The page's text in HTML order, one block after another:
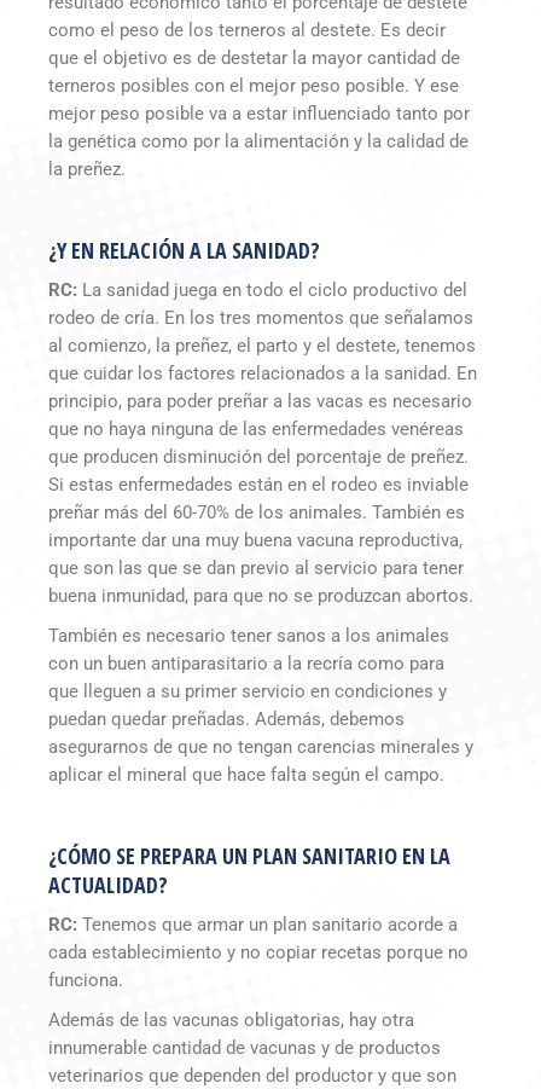
como el peso de los terneros al destete. Es decir
que el objetivo es de destetar la mayor cantidad de
terneros posibles con el mejor peso posible. Y ese
mejor peso posible va a estar influenciado tanto por
la genética como por la alimentación y la calidad de
la preñez.
¿Y EN RELACIÓN A LA SANIDAD?
RC: La sanidad juega en todo el ciclo productivo del
rodeo de cría. En los tres momentos que señalamos
al comienzo, la preñez, el parto y el destete, tenemos
que cuidar los factores relacionados a la sanidad. En
principio, para poder preñar a las vacas es necesario
que no haya ninguna de las enfermedades venéreas
que producen disminución del porcentaje de preñez.
Si estas enfermedades están en el rodeo es inviable
preñar más del 60-70% de los animales. También es
importante dar una muy buena vacuna reproductiva,
que son las que se dan previo al servicio para tener
buena inmunidad, para que no se produzcan abortos.
También es necesario tener sanos a los animales
con un buen antiparasitario a la recría como para
que lleguen a su primer servicio en condiciones y
puedan quedar preñadas. Además, debemos
asegurarnos de que no tengan carencias minerales y
aplicar el mineral que hace falta según el campo.
¿CÓMO SE PREPARA UN PLAN SANITARIO EN LA
ACTUALIDAD?
RC: Tenemos que armar un plan sanitario acorde a
cada establecimiento y no copiar recetas porque no
funciona.
Además de las vacunas obligatorias, hay otra
innumerable cantidad de vacunas y de productos
veterinarios que dependen del productor y que son